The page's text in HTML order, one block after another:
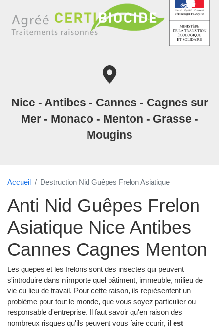
Nice - Antibes - Cannes - Cagnes sur
Mer - Monaco - Menton - Grasse -
Mougins
Accueil Destruction Nid Guêpes Frelon Asiatique
Anti Nid Guêpes Frelon
Asiatique Nice Antibes
Cannes Cagnes Menton
Les guêpes et les frelons sont des insectes qui peuvent
s'introduire dans n'importe quel bâtiment, immeuble, milieu de
vie ou lieu de travail. Pour cette raison, ils représentent un
problème pour tout le monde, que vous soyez particulier ou
responsable d'entreprise. Il faut savoir qu'en raison des
nombreux risques qu'ils peuvent vous faire courir, il est